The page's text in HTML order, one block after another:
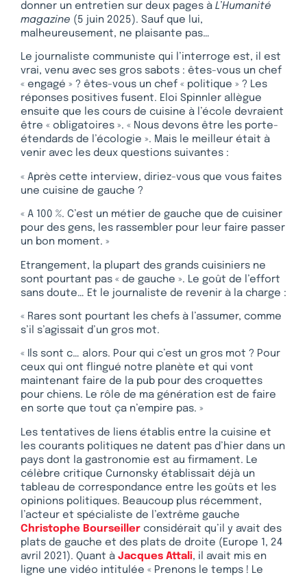
donner un entretien sur deux pages à L’Humanité
magazine (5 juin 2025). Sauf que lui,
malheureusement, ne plaisante pas…
Le journaliste communiste qui l’interroge est, il est
vrai, venu avec ses gros sabots : êtes-vous un chef
« engagé » ? êtes-vous un chef « politique » ? Les
réponses positives fusent. Eloi Spinnler allègue
ensuite que les cours de cuisine à l’école devraient
être « obligatoires ». « Nous devons être les porte-
étendards de l’écologie ». Mais le meilleur était à
venir avec les deux questions suivantes :
« Après cette interview, diriez-vous que vous faites
une cuisine de gauche ?
« A 100 %. C’est un métier de gauche que de cuisiner
pour des gens, les rassembler pour leur faire passer
un bon moment. »
Etrangement, la plupart des grands cuisiniers ne
sont pourtant pas « de gauche ». Le goût de l’effort
sans doute… Et le journaliste de revenir à la charge :
« Rares sont pourtant les chefs à l’assumer, comme
s’il s’agissait d’un gros mot.
« Ils sont c… alors. Pour qui c’est un gros mot ? Pour
ceux qui ont flingué notre planète et qui vont
maintenant faire de la pub pour des croquettes
pour chiens. Le rôle de ma génération est de faire
en sorte que tout ça n’empire pas. »
Les tentatives de liens établis entre la cuisine et
les courants politiques ne datent pas d’hier dans un
pays dont la gastronomie est au firmament. Le
célèbre critique Curnonsky établissait déjà un
tableau de correspondance entre les goûts et les
opinions politiques. Beaucoup plus récemment,
l’acteur et spécialiste de l’extrême gauche
Christophe Bourseiller considérait qu’il y avait des
plats de gauche et des plats de droite (Europe 1, 24
avril 2021). Quant à Jacques Attali, il avait mis en
ligne une vidéo intitulée « Prenons le temps ! Le